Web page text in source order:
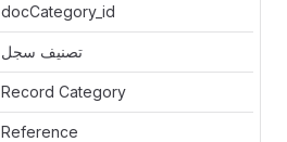
docCategory_id
تصنيف سجل
Record Category
Reference